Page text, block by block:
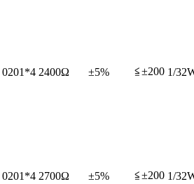
0201*4 2400Ω ±5% ≦±200 1/
0201*4 2700Ω ±5% ≦±200 1/